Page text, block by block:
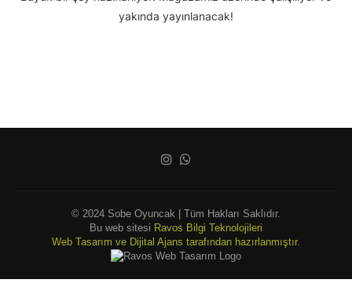
yakında yayınlanacak!
© 2024 Sobe Oyuncak | Tüm Hakları Saklıdır.
Bu web sitesi Ravos Bilgi Teknolojileri
Web Tasarım ve Dijital Ajans tarafından hazırlanmıştır.